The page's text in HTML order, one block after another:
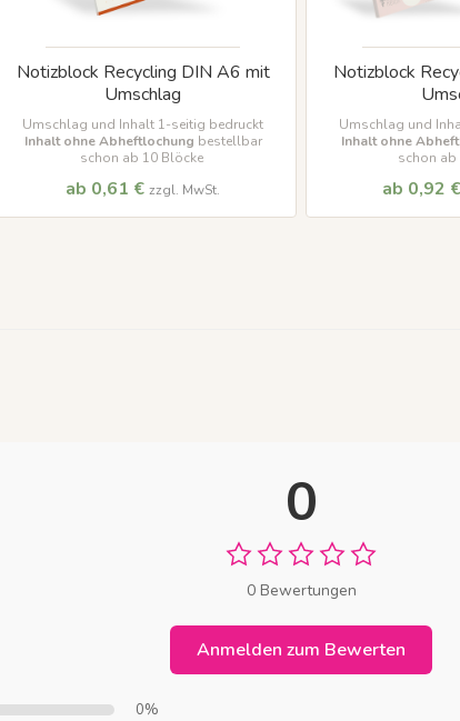
Notizblock Recycling DIN A6 mit
Umschlag
Umschlag und Inhalt 1-seitig bedruckt
Inhalt ohne Abheftlochung bestellbar
schon ab 10 Blöcke
ab 0,61 € zzgl. MwSt.
Notizblock
Umschlag und
Inhalt ohne
schon ab
ab 0,92 €
0
0 Bewertungen
Anmelden zum Bewerten
0%